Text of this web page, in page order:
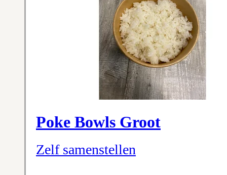
Poke Bowls Groot
Zelf samenstellen